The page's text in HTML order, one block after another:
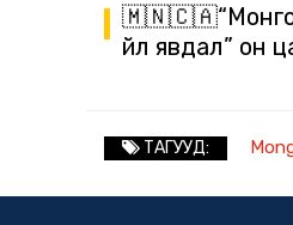
үйл явдал” он
ТАГУУД: